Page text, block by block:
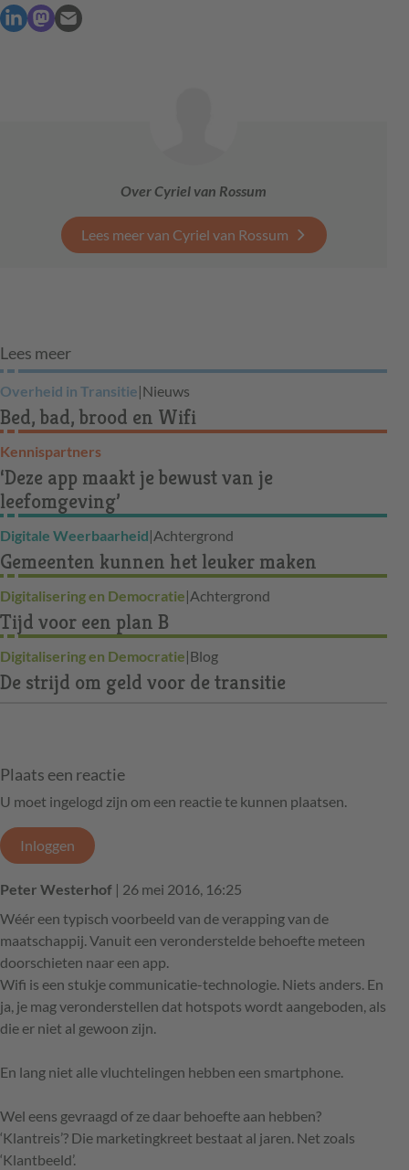
Over Cyriel van Rossum
Lees meer van Cyriel van Rossum
Lees meer
Overheid in Transitie|Nieuws
Bed, bad, brood en Wifi
Kennispartners
‘Deze app maakt je bewust van je
leefomgeving’
Digitale Weerbaarheid|Achtergrond
Gemeenten kunnen het leuker maken
Digitalisering en Democratie|Achtergrond
Tijd voor een plan B
Digitalisering en Democratie|Blog
De strijd om geld voor de transitie
Plaats een reactie
U moet ingelogd zijn om een reactie te kunnen plaatsen.
Inloggen
Peter Westerhof | 26 mei 2016, 16:25
Wéér een typisch voorbeeld van de verapping van de
maatschappij. Vanuit een veronderstelde behoefte meteen
doorschieten naar een app.
Wifi is een stukje communicatie-technologie. Niets anders. En
ja, je mag veronderstellen dat hotspots wordt aangeboden, als
die er niet al gewoon zijn.
En lang niet alle vluchtelingen hebben een smartphone.
Wel eens gevraagd of ze daar behoefte aan hebben?
‘Klantreis’? Die marketingkreet bestaat al jaren. Net zoals
‘Klantbeeld’.